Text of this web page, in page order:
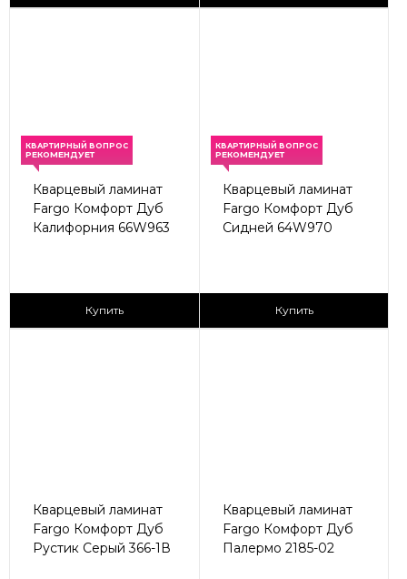
КВАРТИРНЫЙ ВОПРОС
РЕКОМЕНДУЕТ
Кварцевый ламинат
Fargo Комфорт Дуб
Калифорния 66W963
2
Купить
КВАРТИРНЫЙ ВОПРОС
РЕКОМЕНДУЕТ
Кварцевый ламинат
Fargo Комфорт Дуб
Сидней 64W970
2
Купить
Кварцевый ламинат
Fargo Комфорт Дуб
Рустик Серый 366-1В
Кварцевый ламинат
Fargo Комфорт Дуб
Палермо 2185-02